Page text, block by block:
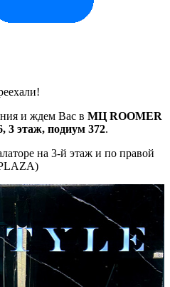
и ждем Вас в МЦ ROOMER
3 этаж, подиум 372.
на 3-й этаж и по правой